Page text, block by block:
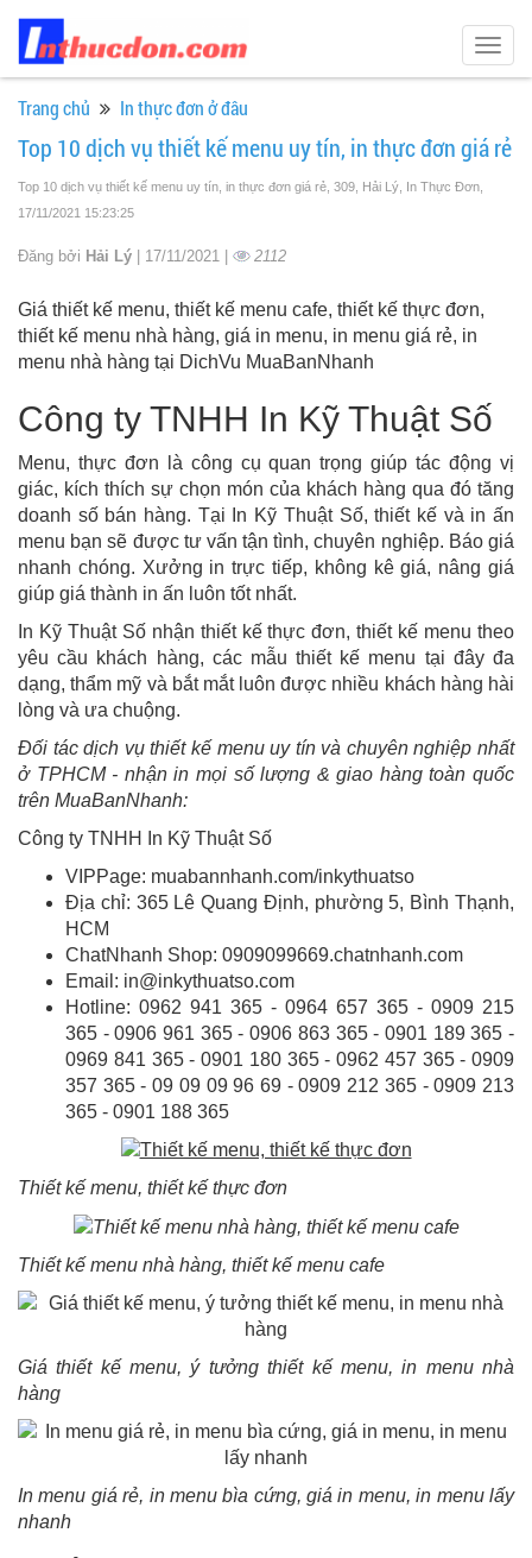
Trang chủ In thực đơn ở đâu
Top 10 dịch vụ thiết kế menu uy tín, in thực đơn giá rẻ
Top 10 dịch vụ thiết kế menu uy tín, in thực đơn giá rẻ, 309, Hải Lý, In Thực Đơn
17/11/2021 15:23:25
Đăng bởi Hải Lý | 17/11/2021 | 2112
Giá thiết kế menu, thiết kế menu cafe, thiết kế thực đơn,
thiết kế menu nhà hàng, giá in menu, in menu giá rẻ, in
menu nhà hàng tại DichVu MuaBanNhanh
Công ty TNHH In Kỹ Thuật Số
Menu, thực đơn là công cụ quan trọng giúp tác động vị
giác, kích thích sự chọn món của khách hàng qua đó tăng
doanh số bán hàng. Tại In Kỹ Thuật Số, thiết kế và in ấn
menu bạn sẽ được tư vấn tận tình, chuyên nghiệp. Báo giá
nhanh chóng. Xưởng in trực tiếp, không kê giá, nâng giá
giúp giá thành in ấn luôn tốt nhất.
In Kỹ Thuật Số nhận thiết kế thực đơn, thiết kế menu theo
yêu cầu khách hàng, các mẫu thiết kế menu tại đây đa
dạng, thẩm mỹ và bắt mắt luôn được nhiều khách hàng hài
lòng và ưa chuộng.
Đối tác dịch vụ thiết kế menu uy tín và chuyên nghiệp nhất
ở TPHCM - nhận in mọi số lượng & giao hàng toàn quốc
trên MuaBanNhanh:
Công ty TNHH In Kỹ Thuật Số
VIPPage: muabannhanh.com/inkythuatso
Địa chỉ: 365 Lê Quang Định, phường 5, Bình Thạnh,
HCM
ChatNhanh Shop: 0909099669.chatnhanh.com
Email: in@inkythuatso.com
Hotline: 0962 941 365 - 0964 657 365 - 0909 215
365 - 0906 961 365 - 0906 863 365 - 0901 189 365 -
0969 841 365 - 0901 180 365 - 0962 457 365 - 0909
357 365 - 09 09 09 96 69 - 0909 212 365 - 0909 213
365 - 0901 188 365
Thiết kế menu, thiết kế thực đơn
Thiết kế menu nhà hàng, thiết kế menu cafe
Giá thiết kế menu, ý tưởng thiết kế menu, in menu nhà
hàng
In menu giá rẻ, in menu bìa cứng, giá in menu, in menu lấy
nhanh